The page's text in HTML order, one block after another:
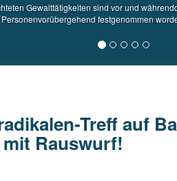
Gewalttätigkeiten sind vor und
Personenvorübergehend festgenommen
Treff auf
Rauswurf!